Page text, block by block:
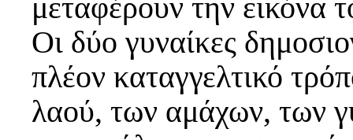
μεταφέρουν την εικόνα
Οι δύο γυναίκες
πλέον καταγγελτικό
λαού, των αμάχων, των